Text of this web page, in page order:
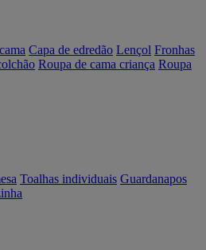
Capa de edredão Lençol Fronhas
Roupa de cama criança Roupa
Toalhas individuais Guardanapos